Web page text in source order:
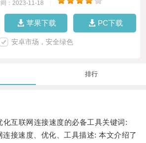
：2023-11-18
苹果下载 PC下载
安卓市场，安全绿色
排行
互联网连接速度的必备工具关键词:
接速度、优化、工具描述: 本文介绍了